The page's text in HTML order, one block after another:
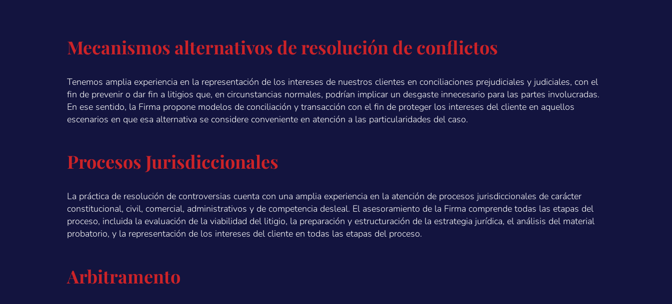
Mecanismos alternativos de resolución de conflictos
Tenemos amplia experiencia en la representación de los intereses de nuestros clientes en conciliaciones prejudiciales y judiciales, con el
fin de prevenir o dar fin a litigios que, en circunstancias normales, podrían implicar un desgaste innecesario para las partes involucradas.
En ese sentido, la Firma propone modelos de conciliación y transacción con el fin de proteger los intereses del cliente en aquellos
escenarios en que esa alternativa se considere conveniente en atención a las particularidades del caso.
Procesos Jurisdiccionales
La práctica de resolución de controversias cuenta con una amplia experiencia en la atención de procesos jurisdiccionales de carácter
constitucional, civil, comercial, administrativos y de competencia desleal. El asesoramiento de la Firma comprende todas las etapas del
proceso, incluida la evaluación de la viabilidad del litigio, la preparación y estructuración de la estrategia jurídica, el análisis del material
probatorio, y la representación de los intereses del cliente en todas las etapas del proceso.
Arbitramento